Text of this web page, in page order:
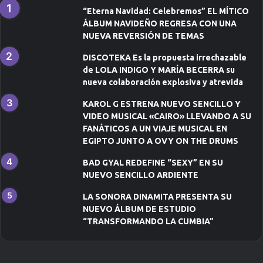
c
“Eterna Navidad: Celebremos” EL MÍTICO
ÁLBUM NAVIDEÑO REGRESA CON UNA
NUEVA REVERSIÓN DE TEMAS
DISCOTEKA Es la propuesta irrechazable
de LOLA INDIGO Y MARÍA BECERRA su
nueva colaboración explosiva y atrevida
KAROL G ESTRENA NUEVO SENCILLO Y
VIDEO MUSICAL «CAIRO» LLEVANDO A SU
FANÁTICOS A UN VIAJE MUSICAL EN
EGIPTO JUNTO A OVY ON THE DRUMS
BAD GYAL REDEFINE “SEXY” EN SU
NUEVO SENCILLO ARDIENTE
LA SONORA DINAMITA PRESENTA SU
NUEVO ÁLBUM DE ESTUDIO
“TRANSFORMANDO LA CUMBIA”